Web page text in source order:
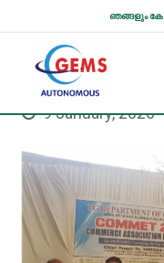
ഞങ്ങളും
9 January, 2020